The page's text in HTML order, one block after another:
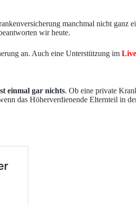
manchmal nicht ganz
wir heute.
an. Auch eine Unterstützung im
einmal gar nichts. Ob eine private
das Höherverdienende Elternteil in